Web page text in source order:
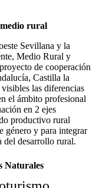
rural
Sevillana y la
Medio Rural y
de cooperación
Castilla la
las diferencias
el ámbito profesional
en 2 ejes
productivo rural
género y para integrar
del desarrollo rural.
Naturales